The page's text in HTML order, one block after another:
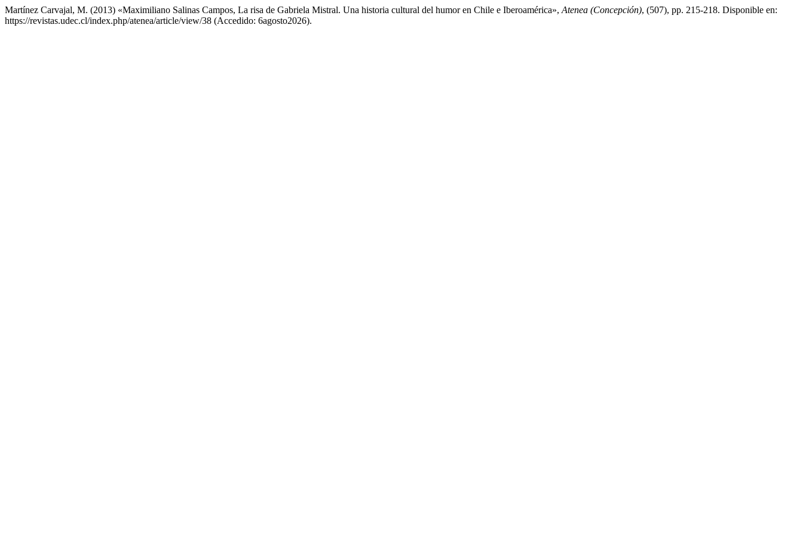
Martínez Carvajal, M. (2013) «Maximiliano Salinas Campos, La risa de Gabriela Mistral. Una historia cultural del humor en Chile e Iberoamérica», Atenea (Concepción), (507), pp. 215-218. Disponible en:
https://revistas.udec.cl/index.php/atenea/article/view/38 (Accedido: 6agosto2026).